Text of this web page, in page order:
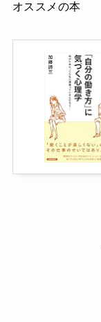
オススメの本